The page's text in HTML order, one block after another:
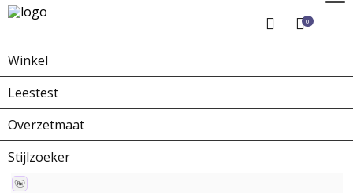
0
Winkel
Leestest
Overzetmaat
Stijlzoeker
Home Winkel